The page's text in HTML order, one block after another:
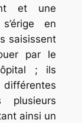
et une
en
saisissent
par le
; ils
plusieurs
ainsi un